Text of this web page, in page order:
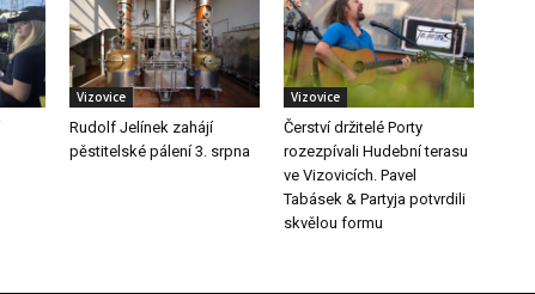
Vizovice
Rudolf Jelínek zahájí
pěstitelské pálení 3. srpna
Vizovice
Čerství držitelé Porty
rozezpívali Hudební terasu
ve Vizovicích. Pavel
Tabásek & Partyja potvrdili
skvělou formu